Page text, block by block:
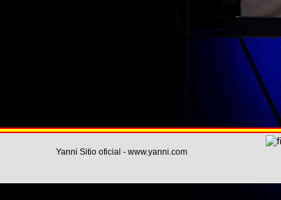
Yanni Sitio oficial - www.yanni.com